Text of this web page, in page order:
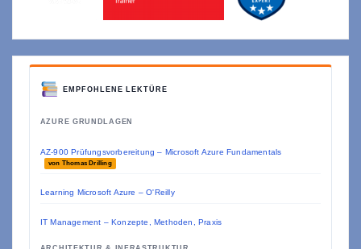
EMPFOHLENE LEKTÜRE
AZURE GRUNDLAGEN
AZ-900 Prüfungsvorbereitung – Microsoft Azure Fundamentals
von Thomas Drilling
Learning Microsoft Azure – O'Reilly
IT Management – Konzepte, Methoden, Praxis